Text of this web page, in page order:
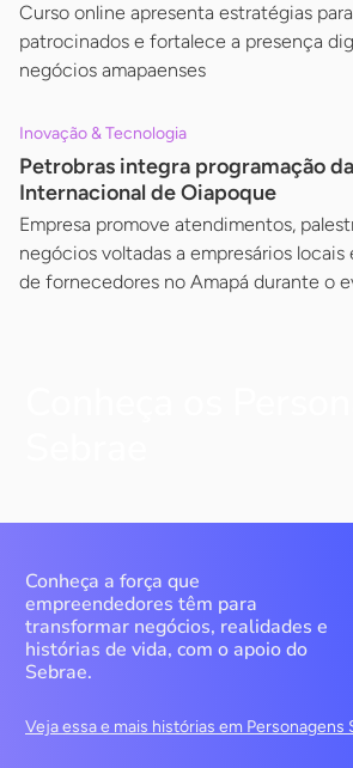
Curso online apresenta estratégias
patrocinados e fortalece a presença
negócios amapaenses
Inovação & Tecnologia
Petrobras integra programação
Internacional de Oiapoque
Empresa promove atendimentos,
negócios voltadas a empresários
de fornecedores no Amapá durante o
Conheça a força que
empreendedores têm para
transformar negócios, realidades e
histórias de vida, com o apoio do
Sebrae.
Veja essa e mais histórias em Personagens